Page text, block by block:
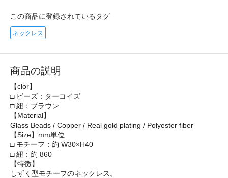
この商品に登録されているタグ
ネックレス
商品の説明
【clor】
□ ビーズ：ターコイズ
□ 紐：ブラウン
【Material】
Glass Beads / Copper / Real gold plating / Polyester fiber
【Size】mm単位
□ モチーフ：約 W30×H40
□ 紐：約 860
【特徴】
しずく型モチーフのネックレス。